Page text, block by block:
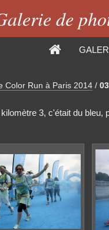
de
Color Run à Paris 2014 /
3, c'était du bleu,